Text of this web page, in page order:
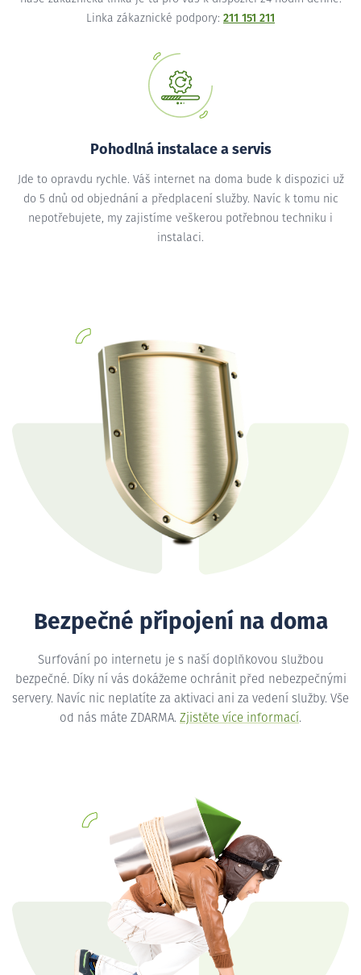
Linka zákaznické podpory: 211 151 211
Pohodlná instalace a servis
Jde to opravdu rychle. Váš internet na doma bude k dispozici už
do 5 dnů od objednání a předplacení služby. Navíc k tomu nic
nepotřebujete, my zajistíme veškerou potřebnou techniku i
instalaci.
Bezpečné připojení na doma
Surfování po internetu je s naší doplňkovou službou
bezpečné. Díky ní vás dokážeme ochránit před nebezpečnými
servery. Navíc nic neplatíte za aktivaci ani za vedení služby. Vše
od nás máte ZDARMA. Zjistěte více informací.